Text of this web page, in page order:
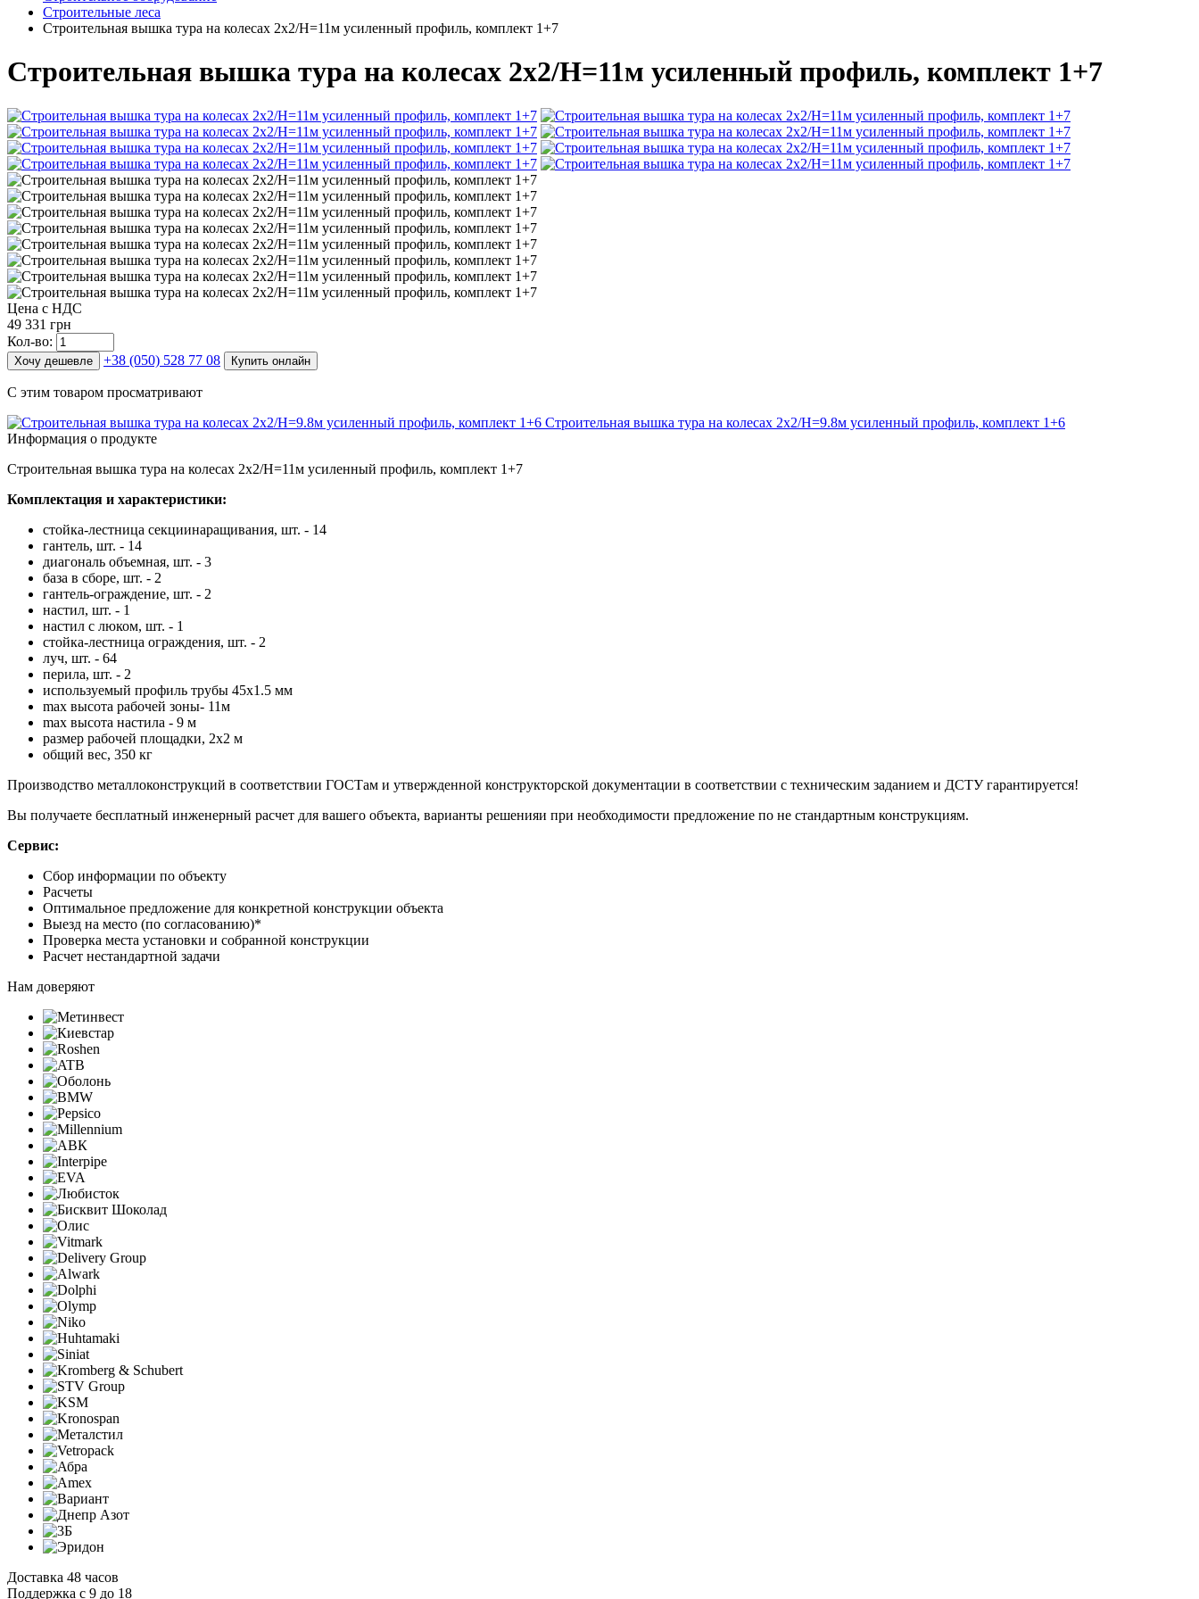
Строительные леса
Строительная вышка тура на колесах 2х2/Н=11м усиленный профиль, комплект 1+7
Строительная вышка тура на колесах 2х2/Н=11м усиленный профиль, комплект 1+7
Цена с НДС
49 331 грн
Кол-во:
Хочу дешевле +38 (050) 528 77 08 Купить онлайн
С этим товаром просматривают
Строительная вышка тура на колесах 2х2/Н=9.8м усиленный профиль, комплект 1+6
Информация о продукте
Строительная вышка тура на колесах 2х2/Н=11м усиленный профиль, комплект 1+7
Комплектация и характеристики:
стойка-лестница секциинаращивания, шт. - 14
гантель, шт. - 14
диагональ объемная, шт. - 3
база в сборе, шт. - 2
гантель-ограждение, шт. - 2
настил, шт. - 1
настил с люком, шт. - 1
стойка-лестница ограждения, шт. - 2
луч, шт. - 64
перила, шт. - 2
используемый профиль трубы 45х1.5 мм
max высота рабочей зоны- 11м
max высота настила - 9 м
размер рабочей площадки, 2х2 м
общий вес, 350 кг
Производство металлоконструкций в соответствии ГОСТам и утвержденной конструкторской документации в соответствии с техническим заданием и ДСТУ гарантируется!
Вы получаете бесплатный инженерный расчет для вашего объекта, варианты решенияи при необходимости предложение по не стандартным конструкциям.
Сервис:
Сбор информации по объекту
Расчеты
Оптимальное предложение для конкретной конструкции объекта
Выезд на место (по согласованию)*
Проверка места установки и собранной конструкции
Расчет нестандартной задачи
Нам доверяют
Доставка 48 часов
Поддержка с 9 до 18